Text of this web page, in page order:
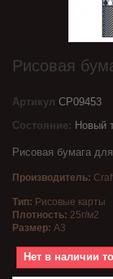
Рисовая
Артикул CP09453
Состояние: Новый
Рисовая бумага
Производитель:
Тип: Рисовые карты
Плотность: 25г/м2
Размер: A3
Нет в наличии